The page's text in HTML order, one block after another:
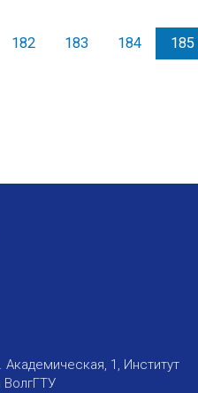
182 183 184 185
Академическая, 1, Институт
ВолгГТУ